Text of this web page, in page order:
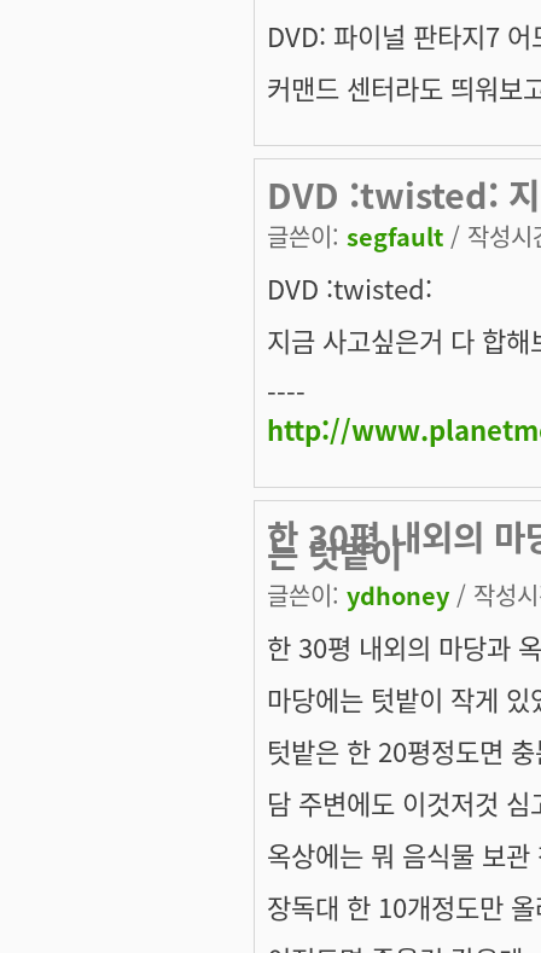
DVD: 파이널 판타지7
커맨드 센터라도 띄워보
DVD :twisted: 지
글쓴이: segfault / 작성
DVD :twisted:
지금 사고싶은거 다 합
----
http://
한 30평 내외의 마
는 텃밭이
글쓴이: ydhoney / 작성
한 30평 내외의 마당과
마당에는 텃밭이 작게
텃밭은 한 20평정도면
담 주변에도 이것저것
옥상에는 뭐 음식물 보
장독대 한 10개정도만